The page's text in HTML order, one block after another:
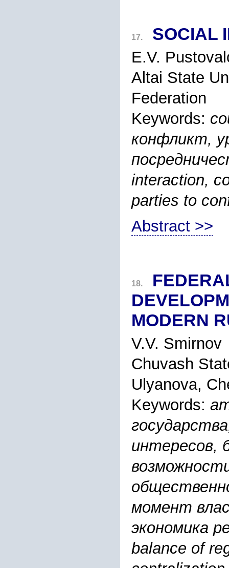
17. SOCIAL
E.V.
Altai State
Federation
Keywords:
конфликт,
interaction,
parties to
Abstract >>
18.
MODERN
V.V. Smirnov
Chuvash
Ulyanova,
Keywords:
интересов,
момент
экономика
balance of